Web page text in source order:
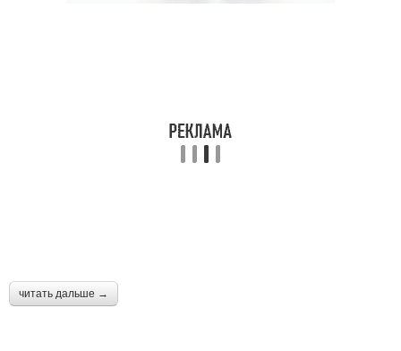
читать дальше →